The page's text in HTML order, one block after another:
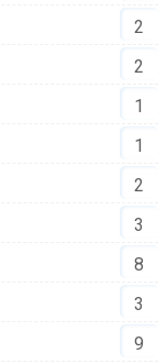
2
2
1
1
2
3
8
3
9